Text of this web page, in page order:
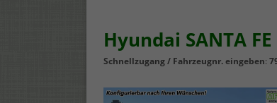
Hyundai SANTA FE
Schnellzugang / Fahrzeugnr. eingeben: